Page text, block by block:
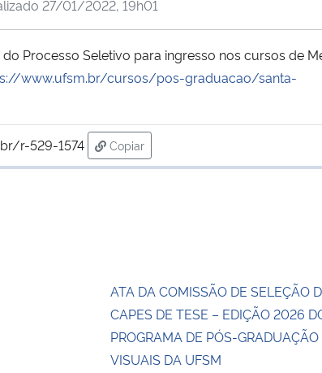
27/01/2022, 19h01
Processo Seletivo para ingresso nos cursos de
www.ufsm.br/cursos/pos-graduacao/santa-
r-529-1574
Copiar
para área de transferência
ATA DA COMISSÃO DE SELEÇÃO
CAPES DE TESE – EDIÇÃO 2026
PROGRAMA DE PÓS-
VISUAIS DA UFSM